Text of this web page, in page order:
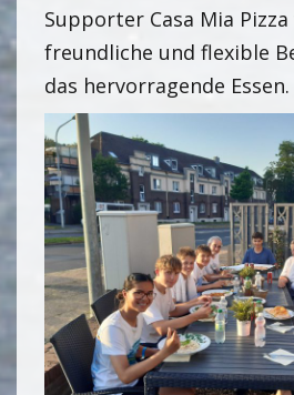
Supporter Casa Mia
freundliche und flexible
das hervorragende Essen.